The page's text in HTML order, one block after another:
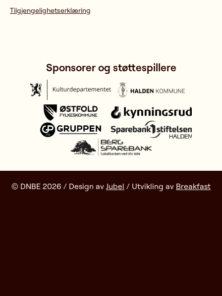
Tilgjengelighetserklæring
Sponsorer og støttespillere
© DNBE 2026 / Design av Jubel / Utvikling av Breakfast